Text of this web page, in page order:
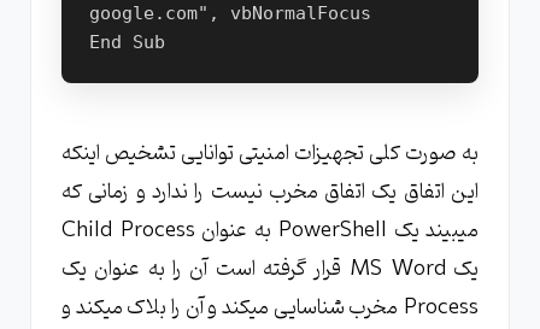
google.com", vbNormalFocus
End Sub
به صورت کلی تجهیزات امنیتی توانایی تشخیص اینکه
این اتفاق یک اتفاق مخرب نیست را ندارد و زمانی که
میبیند یک PowerShell به عنوان Child Process
یک MS Word قرار گرفته است آن را به عنوان یک
Process مخرب شناسایی میکند و آن را بلاک میکند و